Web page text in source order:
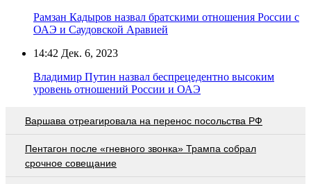
Рамзан Кадыров назвал братскими отношения России с
ОАЭ и Саудовской Аравией
14:42 Дек. 6, 2023
Владимир Путин назвал беспрецедентно высоким
уровень отношений России и ОАЭ
Варшава отреагировала на перенос посольства РФ
Пентагон после «гневного звонка» Трампа собрал
срочное совещание